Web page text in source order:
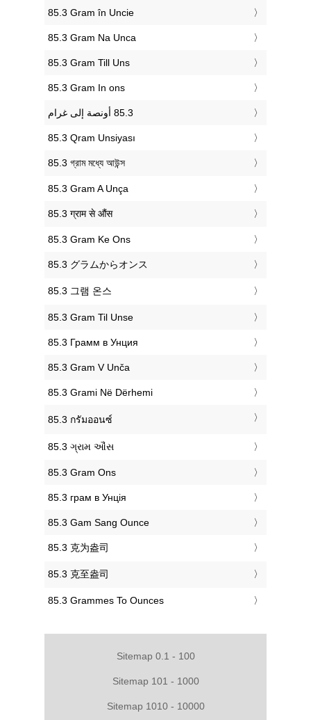
‎85.3 Gram în Uncie
‎85.3 Gram Na Unca
‎85.3 Gram Till Uns
‎85.3 Gram In ons
‎85.3 Qram Unsiyası
‎85.3 গ্রাম মধ্যে আউন্স
‎85.3 Gram A Unça
‎85.3 ग्राम से औंस
‎85.3 Gram Ke Ons
‎85.3 グラムからオンス
‎85.3 그램 온스
‎85.3 Gram Til Unse
‎85.3 Грамм в Унция
‎85.3 Gram V Unča
‎85.3 Grami Në Dërhemi
‎85.3 กรัมออนซ์
‎85.3 ગ્રામ ઔંસ
‎85.3 Gram Ons
‎85.3 грам в Унція
‎85.3 Gam Sang Ounce
‎85.3 克为盎司
‎85.3 克至盎司
‎85.3 Grammes To Ounces
Sitemap 0.1 - 100
Sitemap 101 - 1000
Sitemap 1010 - 10000